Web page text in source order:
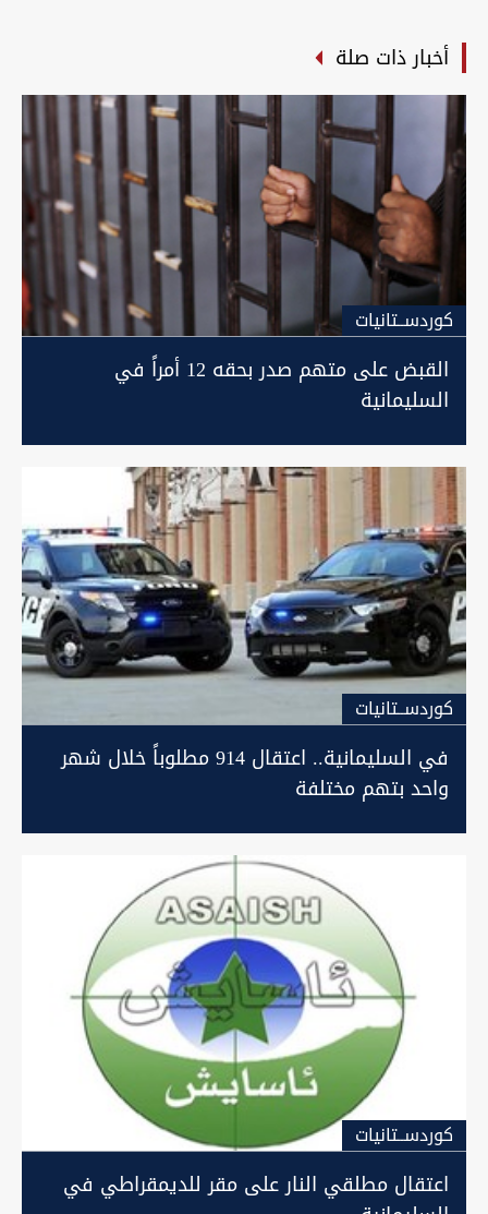
أخبار ذات صلة
كوردســتانيات
القبض على متهم صدر بحقه 12 أمراً في
السليمانية
كوردســتانيات
في السليمانية.. اعتقال 914 مطلوباً خلال شهر
واحد بتهم مختلفة
كوردســتانيات
اعتقال مطلقي النار على مقر للديمقراطي في